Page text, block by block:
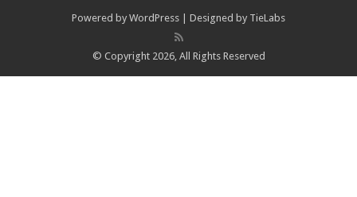
Powered by WordPress | Designed by TieLabs
© Copyright 2026, All Rights Reserved